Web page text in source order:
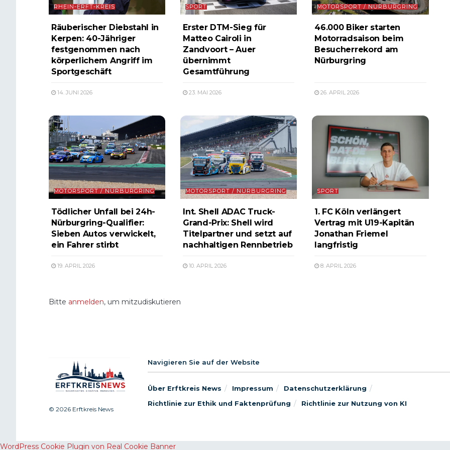
RHEIN-ERFT-KREIS
Räuberischer Diebstahl in
Kerpen: 40-Jähriger
festgenommen nach
körperlichem Angriff im
Sportgeschäft
14. JUNI 2026
SPORT
Erster DTM-Sieg für
Matteo Cairoli in
Zandvoort – Auer
übernimmt
Gesamtführung
23. MAI 2026
MOTORSPORT / NÜRBURGRING
46.000 Biker starten
Motorradsaison beim
Besucherrekord am
Nürburgring
26. APRIL 2026
MOTORSPORT / NÜRBURGRING
Tödlicher Unfall bei 24h-
Nürburgring-Qualifier:
Sieben Autos verwickelt,
ein Fahrer stirbt
19. APRIL 2026
MOTORSPORT / NÜRBURGRING
Int. Shell ADAC Truck-
Grand-Prix: Shell wird
Titelpartner und setzt auf
nachhaltigen Rennbetrieb
10. APRIL 2026
SPORT
1. FC Köln verlängert
Vertrag mit U19-Kapitän
Jonathan Friemel
langfristig
8. APRIL 2026
Bitte anmelden, um mitzudiskutieren
© 2026 Erftkreis News
Navigieren Sie auf der Website
Über Erftkreis News Impressum
Datenschutzerklärung
Richtlinie zur Ethik und Faktenprüfung
Richtlinie zur Nutzung von KI
WordPress Cookie Plugin von Real Cookie Banner